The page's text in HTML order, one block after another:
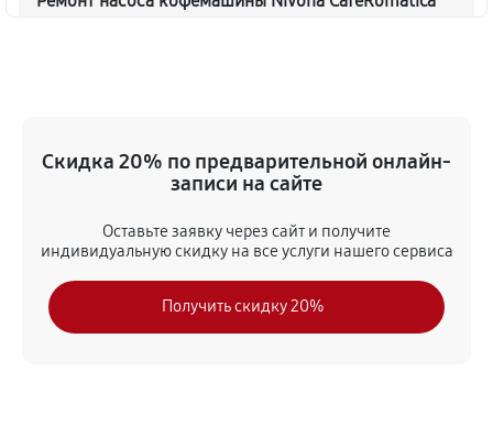
620 руб 45 минут
Чистка от кофейных масел
Замена модуля управления
Скидка 20% по предварительной онлайн-
записи на сайте
Оставьте заявку через сайт и получите
индивидуальную скидку на все услуги нашего сервиса
Получить скидку 20%